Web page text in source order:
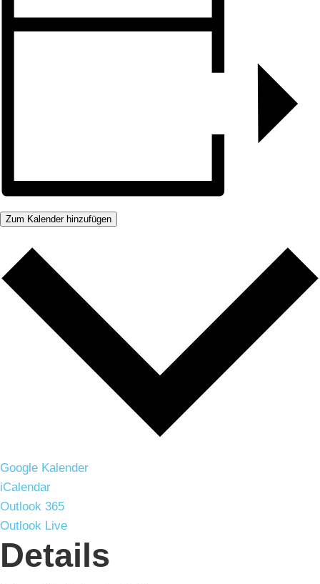
Zum Kalender hinzufügen
Google Kalender
iCalendar
Outlook 365
Outlook Live
Details